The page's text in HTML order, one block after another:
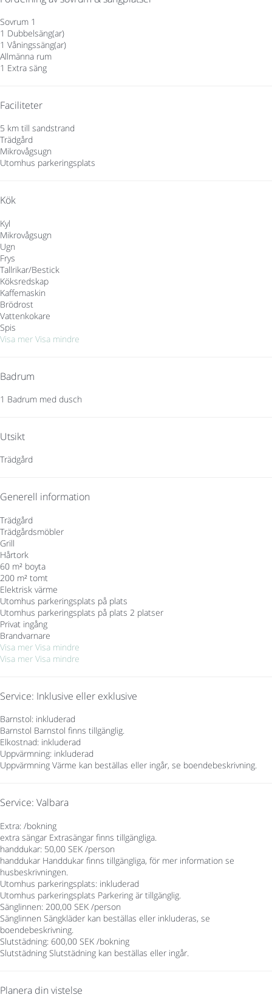
Sovrum 1
1 Dubbelsäng(ar)
1 Våningssäng(ar)
Allmänna rum
1 Extra säng
Faciliteter
5 km till sandstrand
Trädgård
Mikrovågsugn
Utomhus parkeringsplats
Kök
Kyl
Mikrovågsugn
Ugn
Frys
Tallrikar/Bestick
Köksredskap
Kaffemaskin
Brödrost
Vattenkokare
Spis
Visa mer Visa mindre
Badrum
1 Badrum med dusch
Utsikt
Trädgård
Generell information
Trädgård
Trädgårdsmöbler
Grill
Hårtork
60 m² boyta
200 m² tomt
Elektrisk värme
Utomhus parkeringsplats på plats
Utomhus parkeringsplats på plats 2 platser
Privat ingång
Brandvarnare
Visa mer Visa mindre
Visa mer Visa mindre
Service: Inklusive eller exklusive
Barnstol: inkluderad
Barnstol Barnstol finns tillgänglig.
Elkostnad: inkluderad
Uppvärmning: inkluderad
Uppvärmning Värme kan beställas eller ingår, se boendebeskrivning.
Service: Valbara
Extra: /bokning
extra sängar Extrasängar finns tillgängliga.
handdukar: 50,00 SEK /person
handdukar Handdukar finns tillgängliga, för mer information se
husbeskrivningen.
Utomhus parkeringsplats: inkluderad
Utomhus parkeringsplats Parkering är tillgänglig.
Sänglinnen: 200,00 SEK /person
Sänglinnen Sängkläder kan beställas eller inkluderas, se
boendebeskrivning.
Slutstädning: 600,00 SEK /bokning
Slutstädning Slutstädning kan beställas eller ingår.
Planera din vistelse